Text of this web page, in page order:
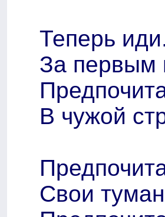
Теперь
За первым
В чужой
Свои